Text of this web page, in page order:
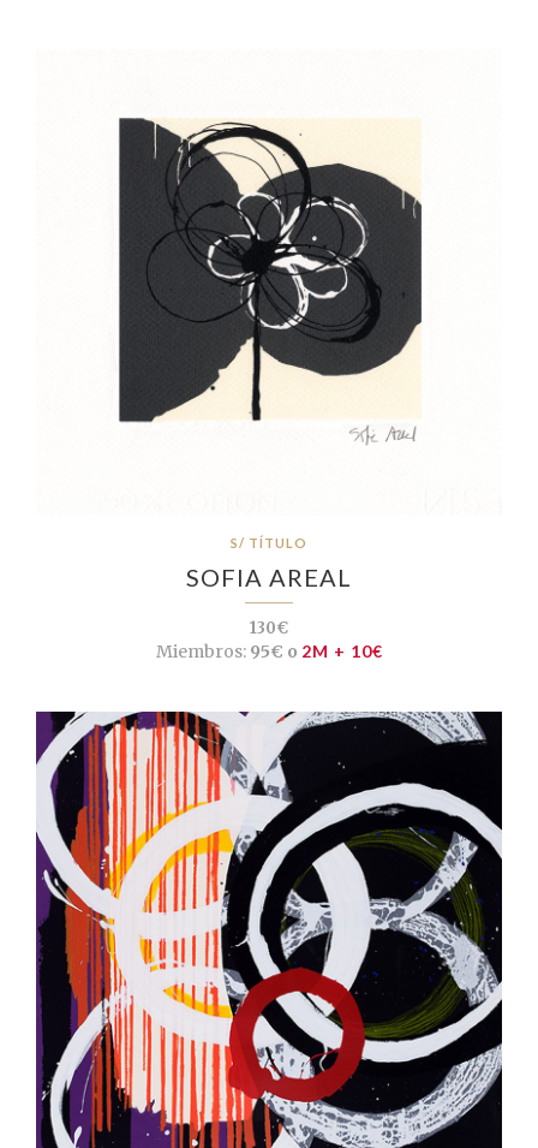
S/ TÍTULO
SOFIA AREAL
130€
Miembros:95€ o 2M + 10€